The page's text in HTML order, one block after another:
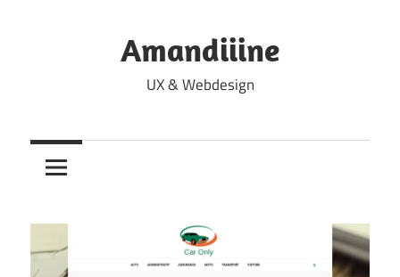
Amandiiine
UX & Webdesign